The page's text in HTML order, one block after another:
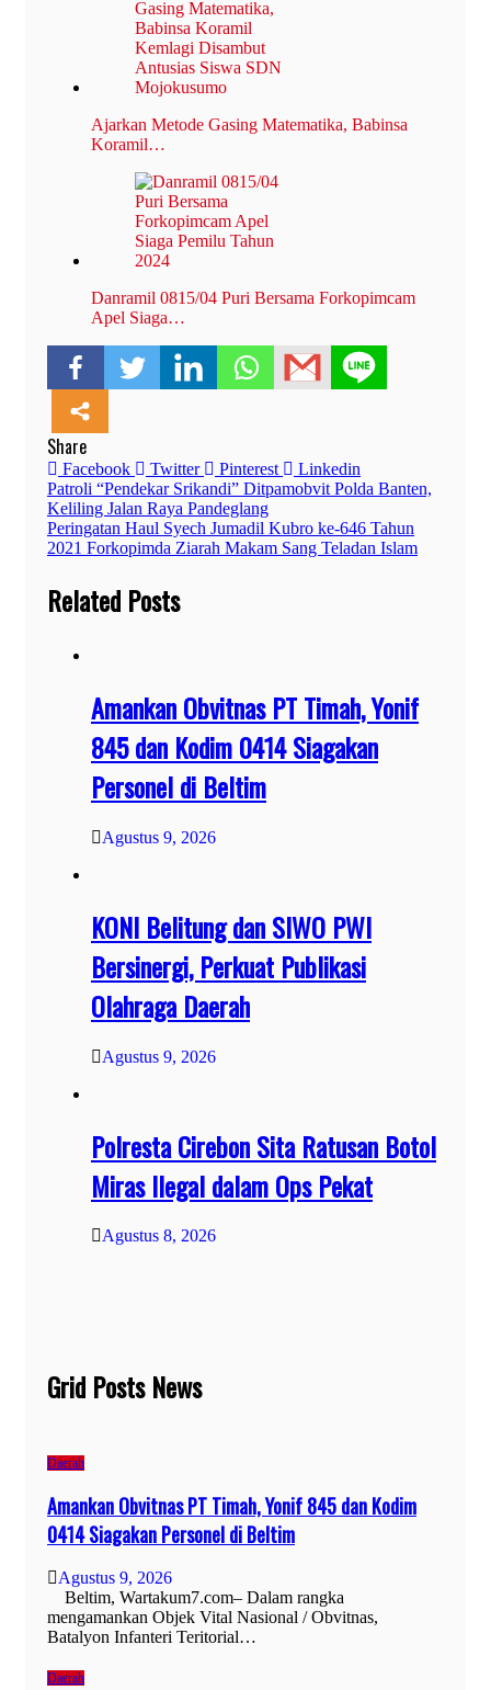
Ajarkan Metode Gasing Matematika, Babinsa
Koramil…
Danramil 0815/04 Puri Bersama Forkopimcam
Apel Siaga…
Share
Facebook Twitter Pinterest Linkedin
Navigasi
pos
Patroli “Pendekar Srikandi” Ditpamobvit Polda Banten,
Keliling Jalan Raya Pandeglang
Peringatan Haul Syech Jumadil Kubro ke-646 Tahun
2021 Forkopimda Ziarah Makam Sang Teladan Islam
Related Posts
Amankan Obvitnas PT Timah, Yonif
845 dan Kodim 0414 Siagakan
Personel di Beltim
Agustus 9, 2026
KONI Belitung dan SIWO PWI
Bersinergi, Perkuat Publikasi
Olahraga Daerah
Agustus 9, 2026
Polresta Cirebon Sita Ratusan Botol
Miras Ilegal dalam Ops Pekat
Agustus 8, 2026
Grid Posts News
Daerah
Amankan Obvitnas PT Timah, Yonif 845 dan Kodim
0414 Siagakan Personel di Beltim
Agustus 9, 2026
Beltim, Wartakum7.com– Dalam rangka
mengamankan Objek Vital Nasional / Obvitnas,
Batalyon Infanteri Teritorial…
Daerah